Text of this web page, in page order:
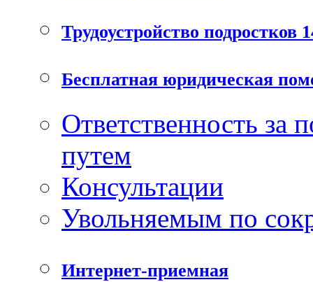
Трудоустройство подростков
Бесплатная юридическая
Ответственность за
путем
Консультации
Увольняемым по
Интернет-приемная